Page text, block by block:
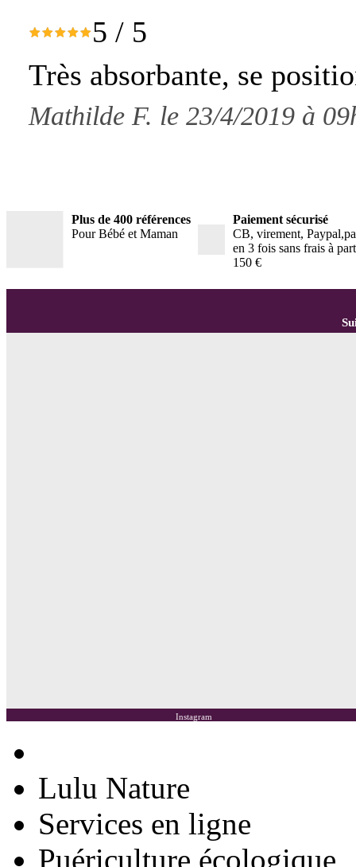
5 / 5
Très absorbante, se
Mathilde F. le 23/4/2019 à
Plus de 400 références
Pour Bébé et Maman
Paiement sécurisé
CB, virement,
en 3 fois sans frais à
150 €
Instagram
Lulu Nature
Services en ligne
Puériculture écologique